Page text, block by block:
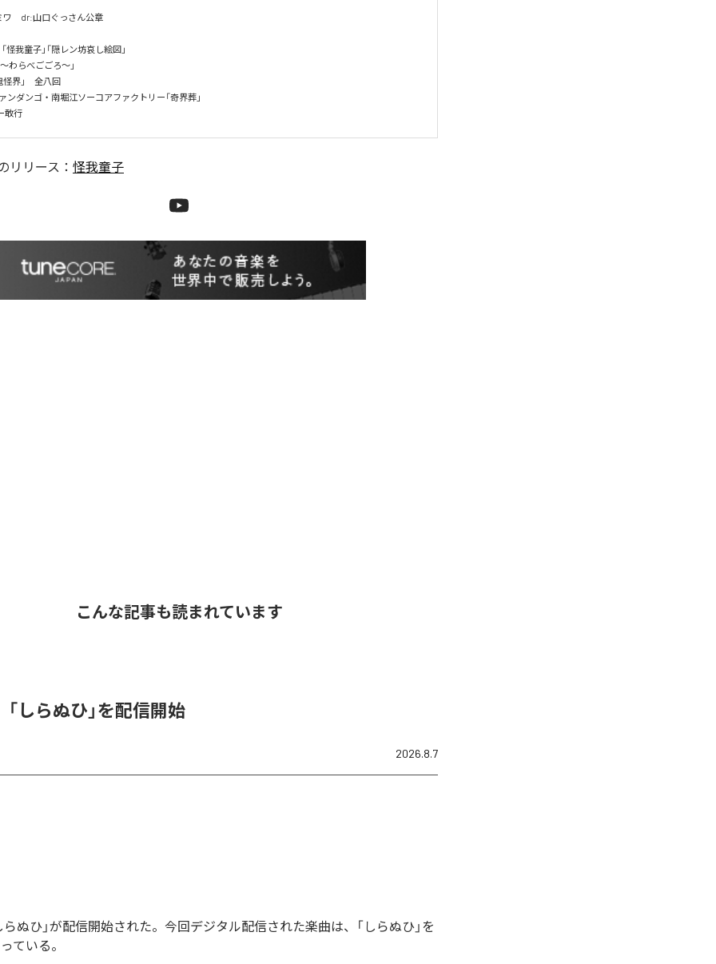
　dr:山口ぐっさん公章
怪我童子」「隠レン坊哀し絵図」
わらべごごろ〜」
界」　全八回
ンダンゴ・南堀江ソーコアファクトリー「奇界葬」
リリース： 怪我童子
こんな記事も読まれています
しらぬひ」を配信開始
2026.8.7
らぬひ」が配信開始された。今回デジタル配信された楽曲は、「しらぬひ」を
ている。